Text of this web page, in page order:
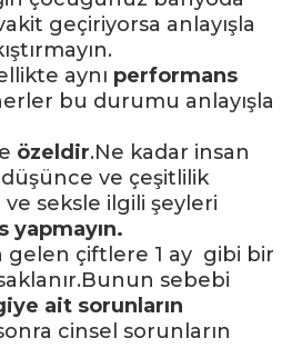
geçiriyorsa anlayışla
aynı performans
bu durumu anlayışla
özeldir.Ne kadar insan
ve çeşitlilik
ve seksle ilgili şeyleri
yapmayın.
gelen çiftlere 1 ay gibi bir
sebebi
ait sorunların
cinsel sorunların